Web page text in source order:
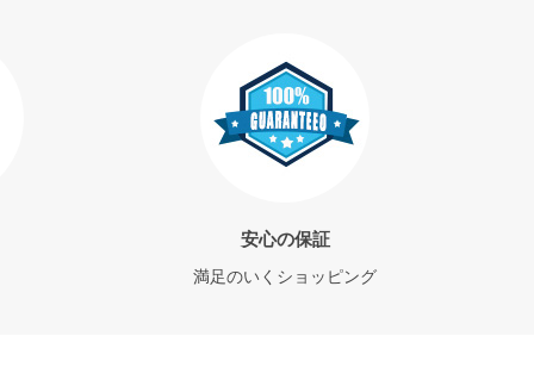
安心の保証
満足のいくショッピング